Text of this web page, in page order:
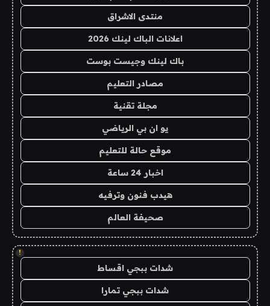
منتدى الاشراق
اعلانات الباك لينك 2026
باك لينك وجيست بوست
مصادر التعليم
مجلة تقنية
يو ان بي الرياضي
موقع حالة للتعليم
اخبار 24 ساعة
هيدب فنون وترفيه
صحيفة العالم
!
شدات ببجي اقساط
شدات ببجي تمارا